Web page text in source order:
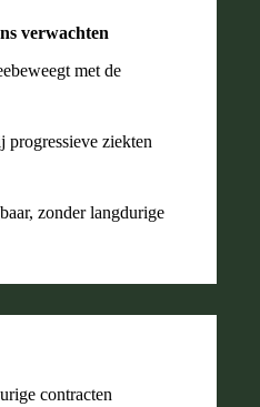
verwachten
met de
ziekten
zonder langdurige
contracten